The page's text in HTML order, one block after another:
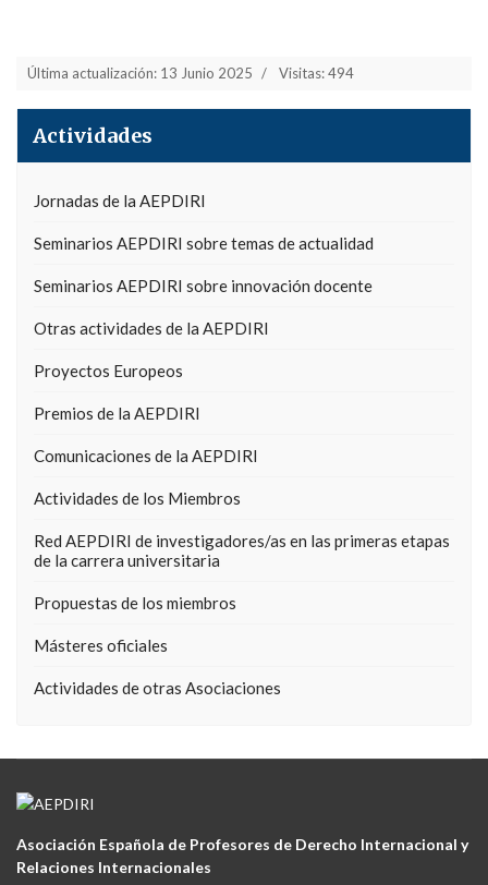
Última actualización: 13 Junio 2025 Visitas: 494
Actividades
Jornadas de la AEPDIRI
Seminarios AEPDIRI sobre temas de actualidad
Seminarios AEPDIRI sobre innovación docente
Otras actividades de la AEPDIRI
Proyectos Europeos
Premios de la AEPDIRI
Comunicaciones de la AEPDIRI
Actividades de los Miembros
Red AEPDIRI de investigadores/as en las primeras etapas
de la carrera universitaria
Propuestas de los miembros
Másteres oficiales
Actividades de otras Asociaciones
Asociación Española de Profesores de Derecho Internacional y
Relaciones Internacionales